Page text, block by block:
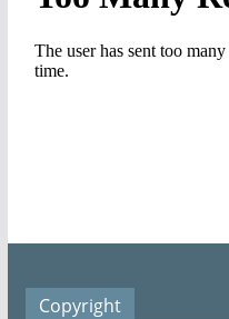
Copyright